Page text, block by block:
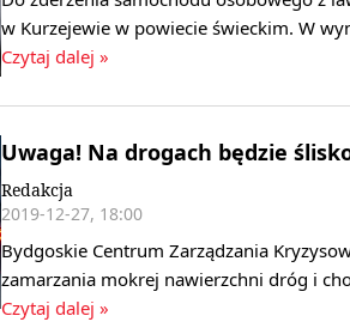
w Kurzejewie w powiecie świeckim. W
Czytaj dalej »
Uwaga! Na drogach będzie
Redakcja
2019-12-27, 18:00
Bydgoskie Centrum Zarządzania
zamarzania mokrej nawierzchni dróg i
Czytaj dalej »